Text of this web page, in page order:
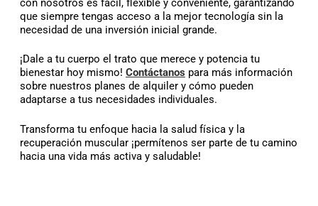
que siempre tengas acceso a la mejor tecnología sin la
necesidad de una inversión inicial grande.
¡Dale a tu cuerpo el trato que merece y potencia tu
bienestar hoy mismo! Contáctanos para más información
sobre nuestros planes de alquiler y cómo pueden
adaptarse a tus necesidades individuales.
Transforma tu enfoque hacia la salud física y la
recuperación muscular ¡permítenos ser parte de tu camino
hacia una vida más activa y saludable!